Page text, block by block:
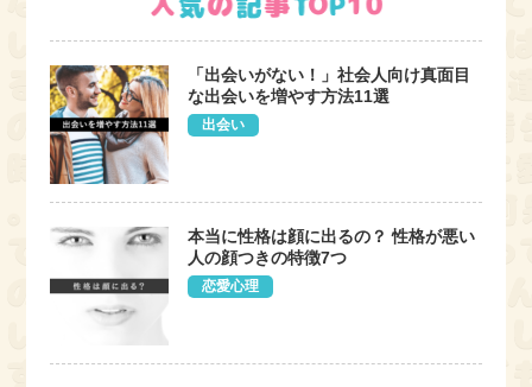
「出会いがない！」社会人向け真面目
な出会いを増やす方法11選
出会い
本当に性格は顔に出るの？ 性格が悪い
人の顔つきの特徴7つ
恋愛心理